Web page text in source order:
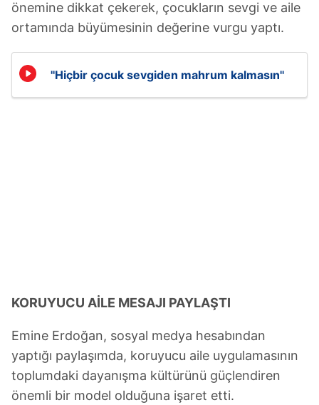
önemine dikkat çekerek, çocukların sevgi ve aile
ortamında büyümesinin değerine vurgu yaptı.
''Hiçbir çocuk sevgiden mahrum kalmasın''
KORUYUCU AİLE MESAJI PAYLAŞTI
Emine Erdoğan, sosyal medya hesabından
yaptığı paylaşımda, koruyucu aile uygulamasının
toplumdaki dayanışma kültürünü güçlendiren
önemli bir model olduğuna işaret etti.